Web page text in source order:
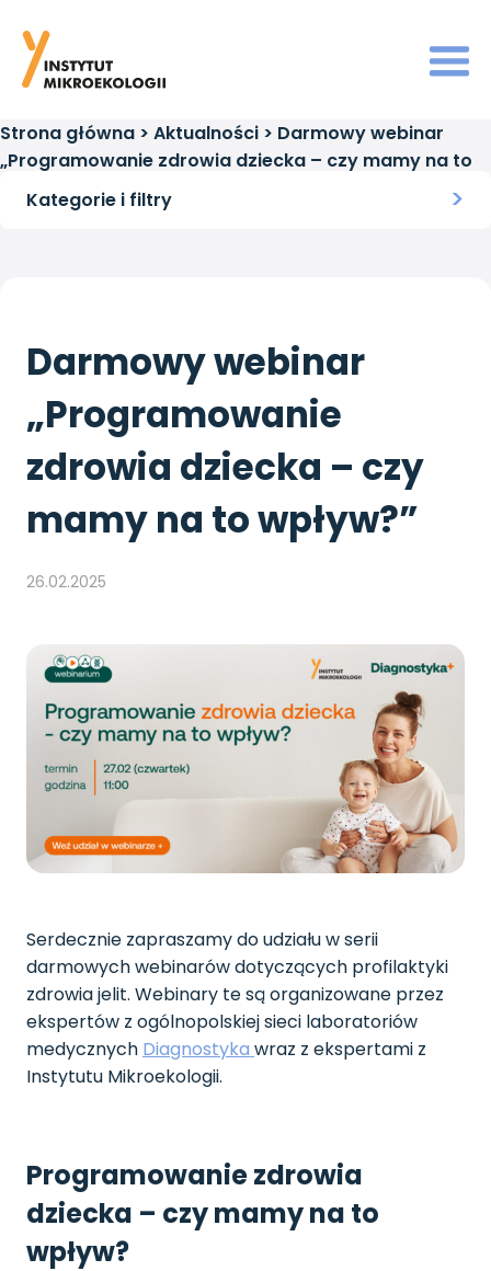
Strona główna > Aktualności > Darmowy webinar
„Programowanie zdrowia dziecka – czy mamy na to
wpływ?”
Kategorie i filtry
Darmowy webinar
„Programowanie
zdrowia dziecka – czy
mamy na to wpływ?”
26.02.2025
Serdecznie zapraszamy do udziału w serii
darmowych webinarów dotyczących profilaktyki
zdrowia jelit. Webinary te są organizowane przez
ekspertów z ogólnopolskiej sieci laboratoriów
medycznych Diagnostyka wraz z ekspertami z
Instytutu Mikroekologii.
Programowanie zdrowia
dziecka – czy mamy na to
wpływ?